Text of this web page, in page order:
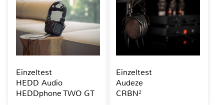
Einzeltest
HEDD Audio
HEDDphone TWO GT
Einzeltest
Audeze
CRBN²